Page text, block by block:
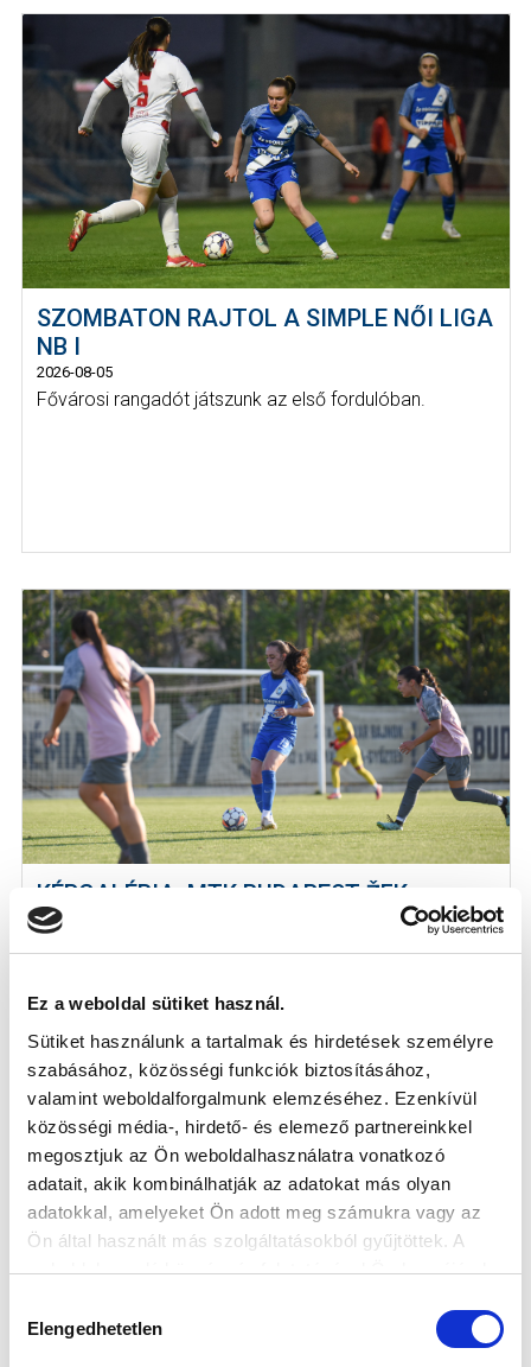
Ez a weboldal sütiket használ.
Sütiket használunk a tartalmak és hirdetések személyre
szabásához, közösségi funkciók biztosításához,
valamint weboldalforgalmunk elemzéséhez. Ezenkívül
közösségi média-, hirdető- és elemező partnereinkkel
megosztjuk az Ön weboldalhasználatra vonatkozó
adatait, akik kombinálhatják az adatokat más olyan
adatokkal, amelyeket Ön adott meg számukra vagy az
Ön által használt más szolgáltatásokból gyűjtöttek. A
weboldalon való böngészés folytatásával Ön hozzájárul a
kiválasztása
Elengedhetetlen
SZOMBATON RAJTOL A SIMPLE NŐI LIGA
NB I
2026-08-05
Fővárosi rangadót játszunk az első fordulóban.
KÉPGALÉRIA: MTK BUDAPEST-ŽFK
SPARTAK SUBOTICA 4-1